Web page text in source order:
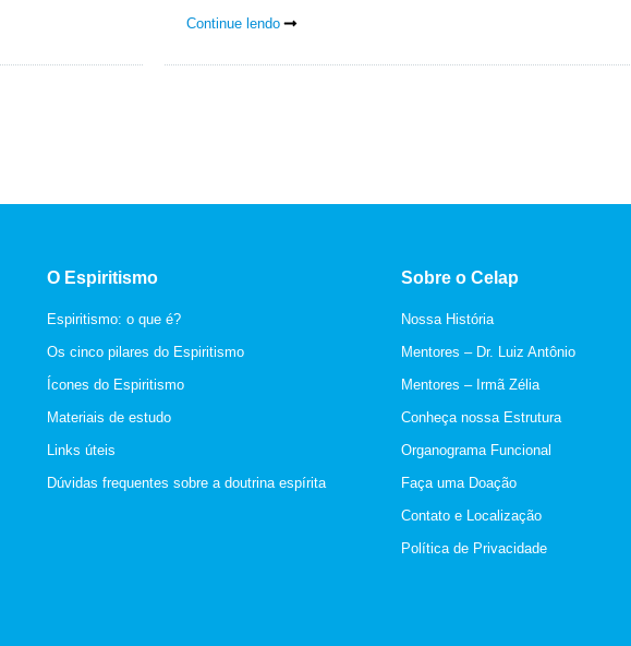
Continue lendo
O Espiritismo
Espiritismo: o que é?
Os cinco pilares do Espiritismo
Ícones do Espiritismo
Materiais de estudo
Links úteis
Dúvidas frequentes sobre a doutrina espírita
Sobre o Celap
Nossa História
Mentores – Dr. Luiz Antônio
Mentores – Irmã Zélia
Conheça nossa Estrutura
Organograma Funcional
Faça uma Doação
Contato e Localização
Política de Privacidade